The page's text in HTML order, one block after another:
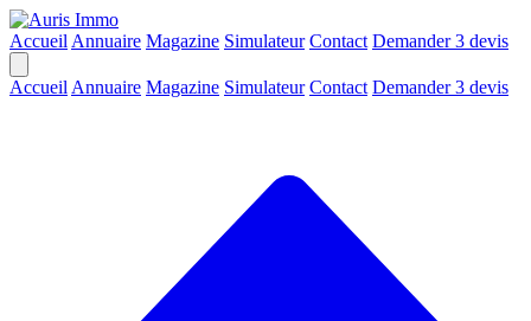
Accueil Annuaire Magazine Simulateur Contact Demander 3 devis
Accueil Annuaire Magazine Simulateur Contact Demander 3 devis